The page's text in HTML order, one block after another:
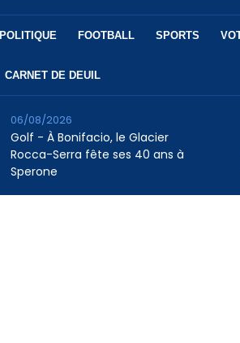
POLITIQUE FOOTBALL SPORTS
CARNET DE DEUIL
Golf - À Bonifacio, le Glacier
Rocca-Serra fête ses 40 ans à
Sperone
06/08/2026